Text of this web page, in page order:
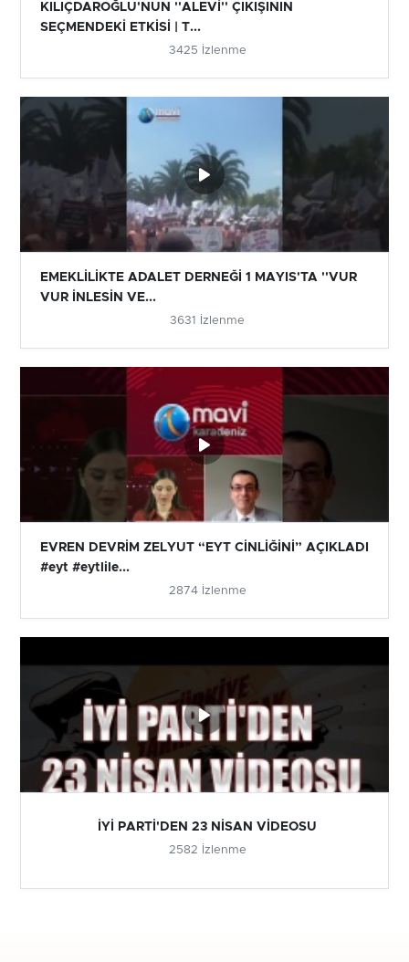
KILIÇDAROĞLU'NUN ''ALEVİ'' ÇIKIŞININ
SEÇMENDEKİ ETKİSİ | T...
3425 İzlenme
EMEKLİLİKTE ADALET DERNEĞİ 1 MAYIS'TA ''VUR
VUR İNLESİN VE...
3631 İzlenme
EVREN DEVRİM ZELYUT “EYT CİNLİĞİNİ” AÇIKLADI
#eyt #eytlile...
2874 İzlenme
İYİ PARTİ'DEN 23 NİSAN VİDEOSU
2582 İzlenme